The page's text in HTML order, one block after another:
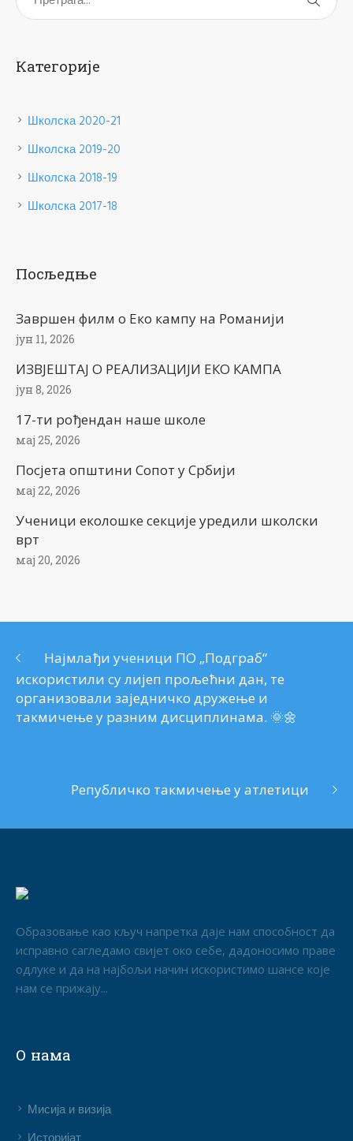
Категорије
Школска 2020-21
Школска 2019-20
Школска 2018-19
Школска 2017-18
Посљедње
Завршен филм о Еко кампу на Романији
јун 11, 2026
ИЗВЈЕШТАЈ О РЕАЛИЗАЦИЈИ ЕКО КАМПА
јун 8, 2026
17-ти рођендан наше школе
мај 25, 2026
Посјета општини Сопот у Србији
мај 22, 2026
Ученици еколошке секције уредили школски
врт
мај 20, 2026
Најмлађи ученици ПО „Подграб“
искористили су лијеп прољећни дан, те
организовали заједничко дружење и
такмичење у разним дисциплинама. 🌞🌼
Републичко такмичење у атлетици
Образовање као кључ напретка даје нам способност да
исправно сагледамо свијет око себе, дадоносимо праве
одлуке и да на најбољи начин искористимо шансе које
нам се прижају...
О нама
Мисија и визија